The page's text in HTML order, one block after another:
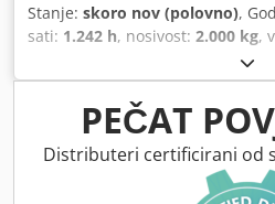
Stanje: skoro nov (polovno),
sati: 1.242 h, nosivost: 2.000 kg,
,
građevinska visina:1.750 mm,
PEČAT
Distributeri certificirani od